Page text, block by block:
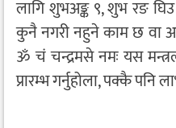
लागि शुभअङ्क ९, शुभ रङ
कुनै नगरी नहुने काम छ वा
ॐ चं चन्द्रमसे नमः यस
प्रारम्भ गर्नुहोला, पक्कै पनि